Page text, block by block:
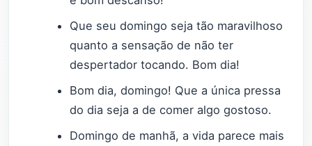
Que seu domingo seja tão maravilhoso
quanto a sensação de não ter
despertador tocando. Bom dia!
Bom dia, domingo! Que a única pressa
do dia seja a de comer algo gostoso.
Domingo de manhã, a vida parece mais